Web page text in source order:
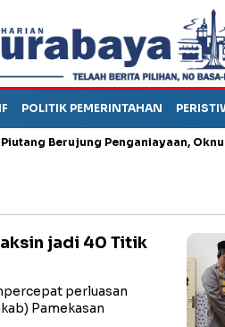
POLITIK PEMERINTAHAN
Berujung Penganiayaan, Oknum
jadi 40 Titik
perluasan
Pamekasan